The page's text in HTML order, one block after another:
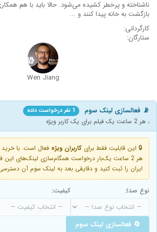
ناشناخته و پرخطر کشیده می‌شود. حالا باید با هم
بازگشت به خانه پیدا کنند و ...
کارگردانی:
ستارگان:
Wen Jiang
📡 فعالسازی لینک سوم 1 نفر درخواست داده
، هر 2 ساعت یک فیلم برای یک کاربر ویژه
🔒 این قابلیت فقط برای کاربران ویژه فعال است. با خرید
ایران را ثبت کنید و دقایقی بعد به لینک سوم آن
نوع صدا: کیفیت:
🔄 فعالسازی لینک سوم